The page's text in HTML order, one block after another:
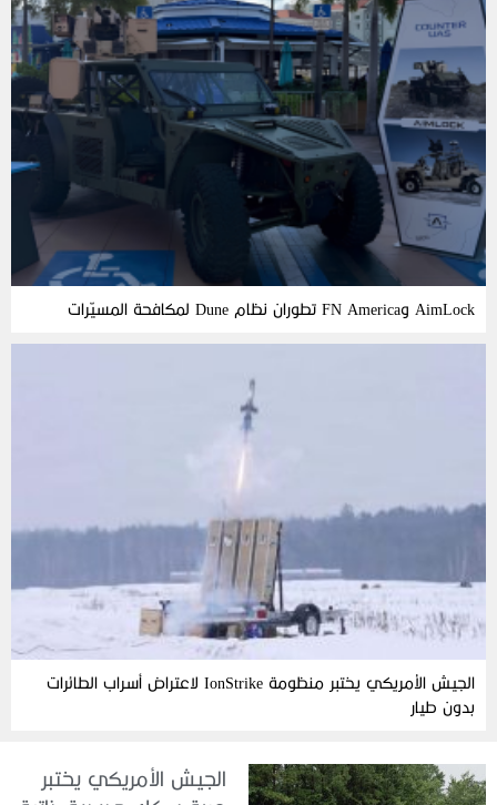
AimLock وFN America تطوران نظام Dune لمكافحة المسيّرات
الجيش الأمريكي يختبر منظومة IonStrike لاعتراض أسراب الطائرات
بدون طيار
الجيش الأمريكي يختبر